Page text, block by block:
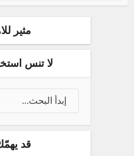
مثير
لا تنس
قد